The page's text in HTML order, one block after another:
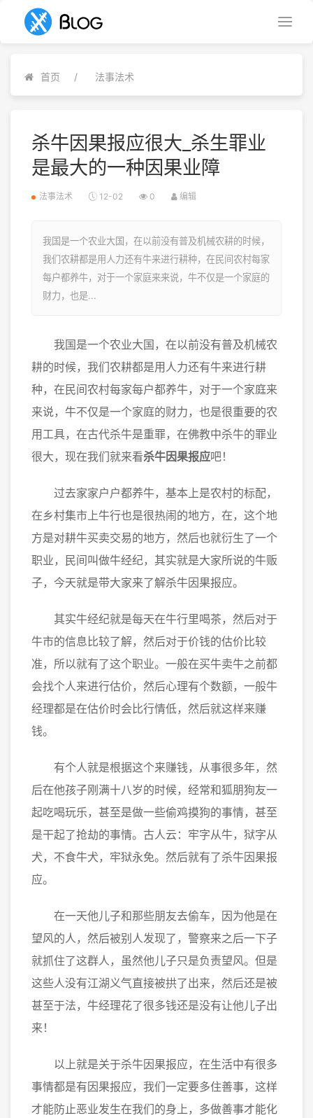
首页 法事法术
杀牛因果报应很大_杀生罪业
是最大的一种因果业障
法事法术 12-02 0 编辑
我国是一个农业大国，在以前没有普及机械农耕的时候，
我们农耕都是用人力还有牛来进行耕种，在民间农村每家
每户都养牛，对于一个家庭来来说，牛不仅是一个家庭的
财力，也是...
我国是一个农业大国，在以前没有普及机械农
耕的时候，我们农耕都是用人力还有牛来进行耕
种，在民间农村每家每户都养牛，对于一个家庭来
来说，牛不仅是一个家庭的财力，也是很重要的农
用工具，在古代杀牛是重罪，在佛教中杀牛的罪业
很大，现在我们就来看杀牛因果报应吧！
过去家家户户都养牛，基本上是农村的标配，
在乡村集市上牛行也是很热闹的地方，在，这个地
方是对耕牛买卖交易的地方，然后也就衍生了一个
职业，民间叫做牛经纪，其实就是大家所说的牛贩
子，今天就是带大家来了解杀牛因果报应。
其实牛经纪就是每天在牛行里喝茶，然后对于
牛市的信息比较了解，然后对于价钱的估价比较
准，所以就有了这个职业。一般在买牛卖牛之前都
会找个人来进行估价，然后心理有个数额，一般牛
经理都是在估价时会比行情低，然后就这样来赚
钱。
有个人就是根据这个来赚钱，从事很多年，然
后在他孩子刚满十八岁的时候，经常和狐朋狗友一
起吃喝玩乐，甚至是做一些偷鸡摸狗的事情，甚至
是干起了抢劫的事情。古人云：牢字从牛，狱字从
犬，不食牛犬，牢狱永免。然后就有了杀牛因果报
应。
在一天他儿子和那些朋友去偷车，因为他是在
望风的人，然后被别人发现了，警察来之后一下子
就抓住了这群人，虽然他儿子只是负责望风。但是
这些人没有江湖义气直接被拱了出来，然后还是被
甚至于法，牛经理花了很多钱还是没有让他儿子出
来！
以上就是关于杀牛因果报应，在生活中有很多
事情都是有因果报应，我们一定要多住善事，这样
才能防止恶业发生在我们的身上，多做善事才能化